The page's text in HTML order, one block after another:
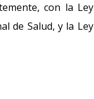
con la Ley
de Salud, y la Ley